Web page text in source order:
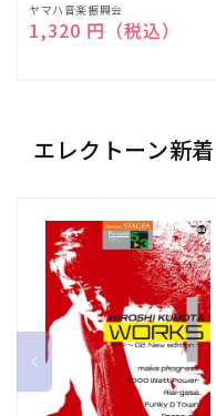
販
売
ヤマハ音楽振興会
通常価格
1,320 円（税込）
エレクトーン新着